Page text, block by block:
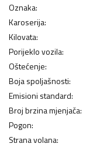
Oznaka:
Karoserija:
Kilovata:
Porijeklo vozila:
Oštećenje:
Boja spoljašnosti:
Emisioni standard:
Broj brzina mjenjača:
Pogon:
Strana volana: